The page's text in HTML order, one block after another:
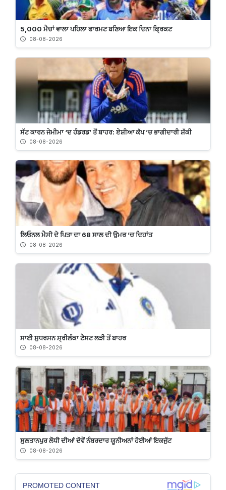
5,000 ਮੈਚਾਂ ਵਾਲਾ ਪਹਿਲਾ ਫਾਰਮਟ ਬਣਿਆ ਇਕ ਦਿਨਾ ਕ੍ਰਿਕਟ
08-08-2026
ਸੱਟ ਕਾਰਨ ਜੇਮੀਮਾ ‘ਦ ਹੰਡਰਡ’ ਤੋਂ ਬਾਹਰ: ਏਸ਼ੀਆ ਕੱਪ ’ਚ ਭਾਗੀਦਾਰੀ ਸ਼ੱਕੀ
08-08-2026
ਲਿਓਨਲ ਮੈਸੀ ਦੇ ਪਿਤਾ ਦਾ 68 ਸਾਲ ਦੀ ਉਮਰ ’ਚ ਦਿਹਾਂਤ
08-08-2026
ਸਾਈ ਸੁਧਰਸਨ ਸ੍ਰੀਲੰਕਾ ਟੈਸਟ ਲੜੀ ਤੋਂ ਬਾਹਰ
08-08-2026
ਸੁਲਤਾਨਪੁਰ ਲੋਧੀ ਦੀਆਂ ਦੋਵੇਂ ਨੰਬਰਦਾਰ ਯੂਨੀਅਨਾਂ ਹੋਈਆਂ ਇਕਜੁੱਟ
08-08-2026